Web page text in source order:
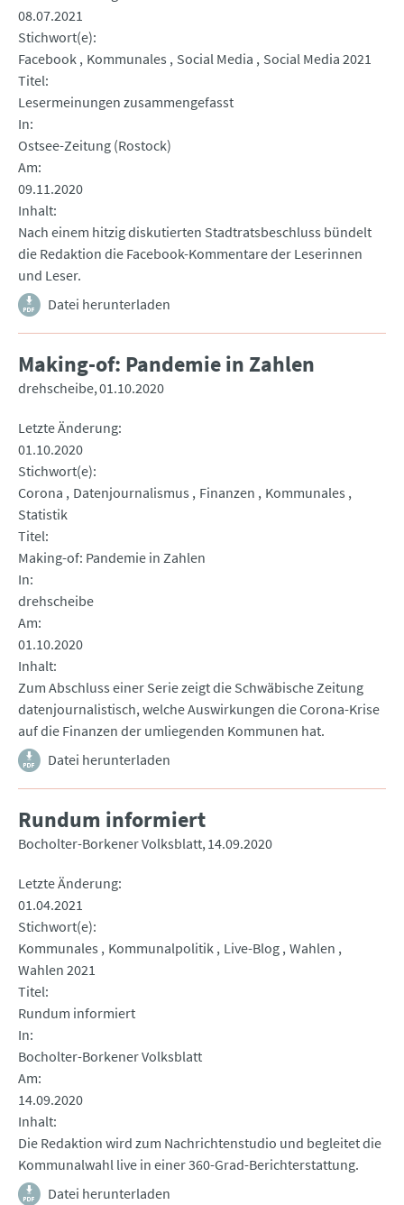
08.07.2021
Stichwort(e)
Facebook Kommunales Social Media
Social Media 2021
Titel
Lesermeinungen zusammengefasst
In
Ostsee-Zeitung (Rostock)
Am
09.11.2020
Inhalt
Nach einem hitzig diskutierten Stadtratsbeschluss bündelt
die Redaktion die Facebook-Kommentare der Leserinnen
und Leser.
Datei herunterladen
Making-of: Pandemie in Zahlen
drehscheibe 01.10.2020
Letzte Änderung
01.10.2020
Stichwort(e)
Corona
Datenjournalismus Finanzen
Kommunales
Statistik
Titel
Making-of: Pandemie in Zahlen
In
drehscheibe
Am
01.10.2020
Inhalt
Zum Abschluss einer Serie zeigt die Schwäbische Zeitung
datenjournalistisch, welche Auswirkungen die Corona-Krise
auf die Finanzen der umliegenden Kommunen hat.
Datei herunterladen
Rundum informiert
Bocholter-Borkener Volksblatt 14.09.2020
Letzte Änderung
01.04.2021
Stichwort(e)
Kommunales
Kommunalpolitik Live-Blog Wahlen
Wahlen 2021
Titel
Rundum informiert
In
Bocholter-Borkener Volksblatt
Am
14.09.2020
Inhalt
Die Redaktion wird zum Nachrichtenstudio und begleitet die
Kommunalwahl live in einer 360-Grad-Berichterstattung.
Datei herunterladen